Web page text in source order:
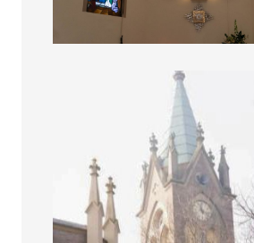
Campanile della Chiesa di Alberone